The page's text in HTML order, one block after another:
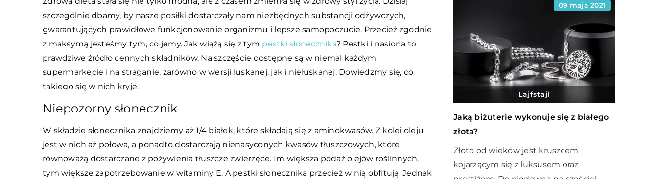
szczególnie dbamy, by nasze posiłki dostarczały nam niezbędnych substancji odżywczych,
gwarantujących prawidłowe funkcjonowanie organizmu i lepsze samopoczucie. Przecież zgodnie
z maksymą jesteśmy tym, co jemy. Jak wiążą się z tym pestki słonecznika? Pestki i nasiona to
prawdziwe źródło cennych składników. Na szczęście dostępne są w niemal każdym
supermarkecie i na straganie, zarówno w wersji łuskanej, jak i niełuskanej. Dowiedzmy się, co
takiego się w nich kryje.
Niepozorny słonecznik
W składzie słonecznika znajdziemy aż 1/4 białek, które składają się z aminokwasów. Z kolei oleju
jest w nich aż połowa, a ponadto dostarczają nienasyconych kwasów tłuszczowych, które
równoważą dostarczane z pożywienia tłuszcze zwierzęce. Im większa podaż olejów roślinnych,
tym większe zapotrzebowanie w witaminy E. A pestki słonecznika przecież w nią obfitują. Jednak
09 maja 2021
Lajfstajl
Jaką biżuterie wykonuje się z białego
złota?
Złoto od wieków jest kruszcem
kojarzącym się z luksusem oraz